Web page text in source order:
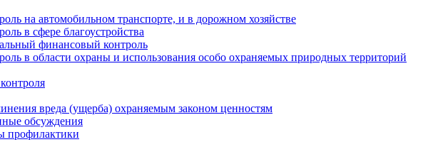
на автомобильном транспорте, и в дорожном хозяйстве
в сфере благоустройства
финансовый контроль
в области охраны и использования особо охраняемых природных территорий
вреда (ущерба) охраняемым законом ценностям
обсуждения
профилактики